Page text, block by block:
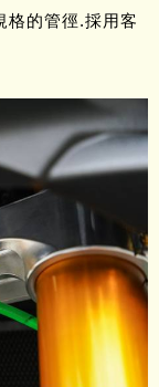
的管徑.採用客